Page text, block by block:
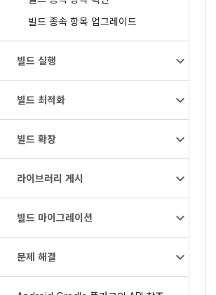
빌드 종속 항목 업그레이드
빌드 실행
빌드 최적화
빌드 확장
라이브러리 게시
빌드 마이그레이션
문제 해결